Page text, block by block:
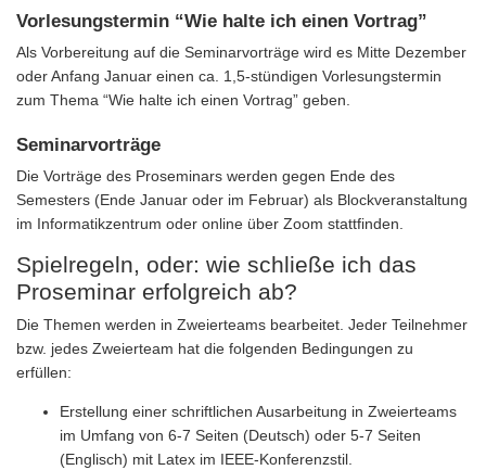
Vorlesungstermin “Wie halte ich einen Vortrag”
Als Vorbereitung auf die Seminarvorträge wird es Mitte Dezember
oder Anfang Januar einen ca. 1,5-stündigen Vorlesungstermin
zum Thema “Wie halte ich einen Vortrag” geben.
Seminarvorträge
Die Vorträge des Proseminars werden gegen Ende des
Semesters (Ende Januar oder im Februar) als Blockveranstaltung
im Informatikzentrum oder online über Zoom stattfinden.
Spielregeln, oder: wie schließe ich das
Proseminar erfolgreich ab?
Die Themen werden in Zweierteams bearbeitet. Jeder Teilnehmer
bzw. jedes Zweierteam hat die folgenden Bedingungen zu
erfüllen:
Erstellung einer schriftlichen Ausarbeitung in Zweierteams
im Umfang von 6-7 Seiten (Deutsch) oder 5-7 Seiten
(Englisch) mit Latex im IEEE-Konferenzstil.